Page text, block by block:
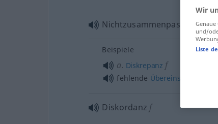
Nichtzusammenpassen n
Beispiele
a. Diskrepanz f
fehlende Übereinstimmung
Diskordanz f
Wir
und/
Liste